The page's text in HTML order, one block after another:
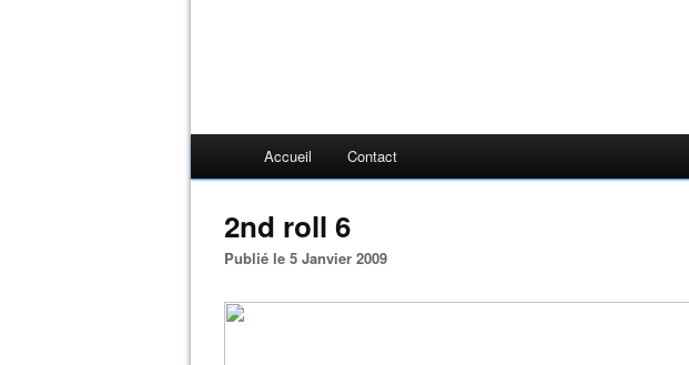
Accueil Contact
2nd roll 6
Publié le 5 Janvier 2009